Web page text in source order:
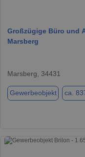
Großzügige Büro und
Marsberg
Marsberg, 34431
Gewerbeobjekt ca.